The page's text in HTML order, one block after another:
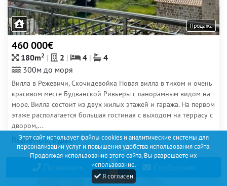
Этот сайт использует файлы cookies и аналитические системы для
персонализации услуг и повышения удобства использования сайта.
Продолжая использование этого сайта, Вы разрешаете их
использование.
Я согласен
Продажа
460 000€
180m2 2 4
4
300м до моря
Вилла в Режевичи, Скочидевойка Новая вилла в тихом и очень
красивом месте Будванской Ривьеры с панорамным видом на
море. Вилла состоит из двух жилых этажей и гаража. На первом
этаже располагается большая гостиная с выходом на террасу с
двором,...
Rezhevichi, Будва
Позвонить Сообщение